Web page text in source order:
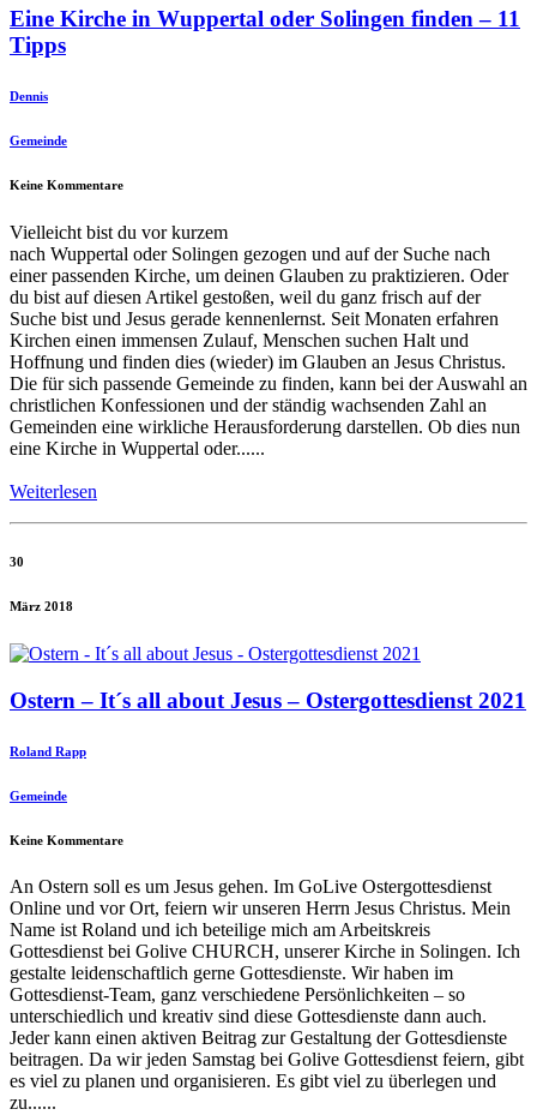
Eine Kirche in Wuppertal oder Solingen finden – 11
Tipps
Dennis
Gemeinde
Keine Kommentare
Vielleicht bist du vor kurzem
nach Wuppertal oder Solingen gezogen und auf der Suche nach
einer passenden Kirche, um deinen Glauben zu praktizieren. Oder
du bist auf diesen Artikel gestoßen, weil du ganz frisch auf der
Suche bist und Jesus gerade kennenlernst. Seit Monaten erfahren
Kirchen einen immensen Zulauf, Menschen suchen Halt und
Hoffnung und finden dies (wieder) im Glauben an Jesus Christus.
Die für sich passende Gemeinde zu finden, kann bei der Auswahl an
christlichen Konfessionen und der ständig wachsenden Zahl an
Gemeinden eine wirkliche Herausforderung darstellen. Ob dies nun
eine Kirche in Wuppertal oder......
Weiterlesen
30
März 2018
Ostern – It´s all about Jesus – Ostergottesdienst 2021
Roland Rapp
Gemeinde
Keine Kommentare
An Ostern soll es um Jesus gehen. Im GoLive Ostergottesdienst
Online und vor Ort, feiern wir unseren Herrn Jesus Christus. Mein
Name ist Roland und ich beteilige mich am Arbeitskreis
Gottesdienst bei Golive CHURCH, unserer Kirche in Solingen. Ich
gestalte leidenschaftlich gerne Gottesdienste. Wir haben im
Gottesdienst-Team, ganz verschiedene Persönlichkeiten – so
unterschiedlich und kreativ sind diese Gottesdienste dann auch.
Jeder kann einen aktiven Beitrag zur Gestaltung der Gottesdienste
beitragen. Da wir jeden Samstag bei Golive Gottesdienst feiern, gibt
es viel zu planen und organisieren. Es gibt viel zu überlegen und
zu......